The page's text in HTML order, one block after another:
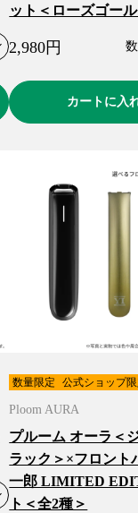
ット＜ローズゴー
2,980円
カートに入
数量限定 公式ショップ
Ploom AURA
プルーム オーラ＜
ラック＞×フロント
一郎 LIMITED
ト＜全2種＞